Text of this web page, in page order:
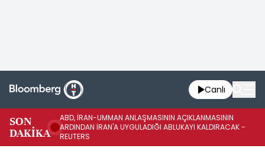
Canlı
SON
DAKİKA
ABD, İRAN-UMMAN ANLAŞMASININ AÇIKLANMASININ
ARDINDAN İRAN'A UYGULADIĞI ABLUKAYI KALDIRACAK -
REUTERS